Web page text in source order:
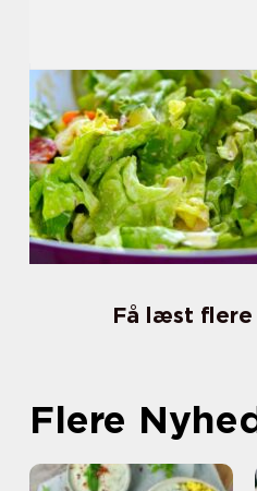
Få læst
Flere